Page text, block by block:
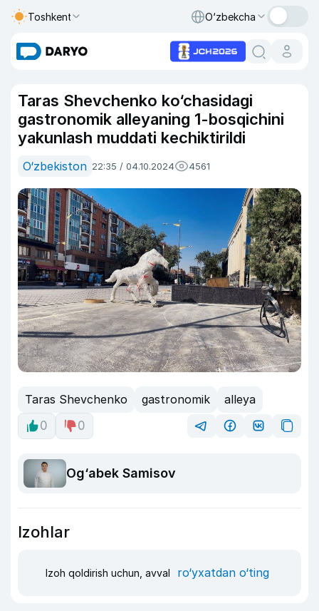
Toshkent O‘zbekcha
Taras Shevchenko ko‘chasidagi
gastronomik alleyaning 1-bosqichini
yakunlash muddati kechiktirildi
O‘zbekiston 22:35 / 04.10.2024 4561
Taras Shevchenko gastronomik
alleya
0
0
Og‘abek Samisov
Izohlar
Izoh qoldirish uchun, avval ro‘yxatdan o‘ting